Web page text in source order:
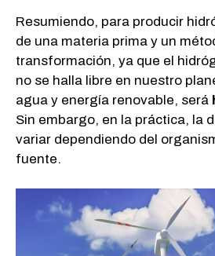
Resumiendo, para producir
de una materia prima y un
transformación, ya que el
no se halla libre en nuestro
agua y energía renovable, será
Sin embargo, en la práctica, la
variar dependiendo del
fuente.